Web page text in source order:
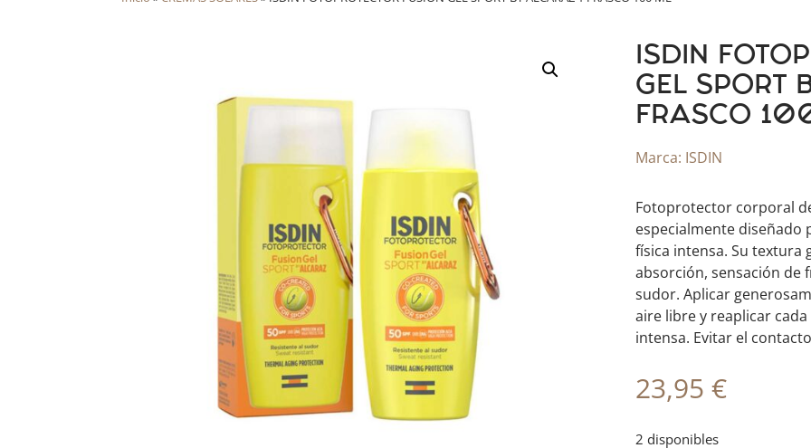
ISDIN
GEL SPORT
FRASCO
Marca: ISDIN
Fotoprotector corporal
especialmente diseñado
física intensa. Su
absorción, sensación de
sudor. Aplicar
aire libre y reaplicar
intensa. Evitar el
23,95 €
2 disponibles